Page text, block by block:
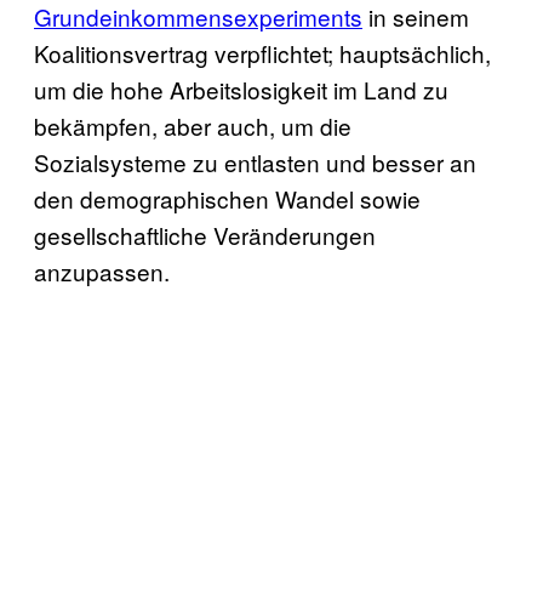
Grundeinkommensexperiments in seinem
Koalitionsvertrag verpflichtet; hauptsächlich,
um die hohe Arbeitslosigkeit im Land zu
bekämpfen, aber auch, um die
Sozialsysteme zu entlasten und besser an
den demographischen Wandel sowie
gesellschaftliche Veränderungen
anzupassen.